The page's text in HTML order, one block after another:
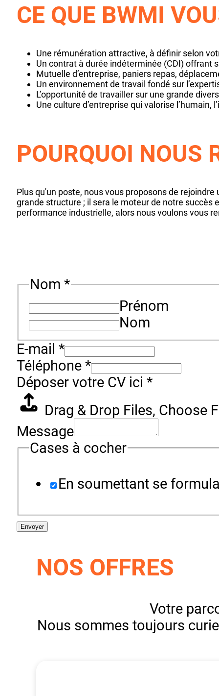
CE QUE BWMI
Une rémunération attractive, à définir selon
Un contrat à durée indéterminée (CDI) offrant
Mutuelle d’entreprise, paniers repas,
Un environnement de travail fondé sur
L’opportunité de travailler sur une grande
Une culture d’entreprise qui valorise
POURQUOI NOUS
Plus qu'un poste, nous vous proposons de
grande structure ; il sera le moteur de notre succès
performance industrielle, alors nous voulons vous
Nom*
Prénom
Nom
E-mail *
Téléphone *
Déposer votre CV ici *
Drag & Drop Files, Choose
Message
Cases à cocher
En soumettant se
Envoyer
NOS OFFRES
Votre
Nous sommes toujours